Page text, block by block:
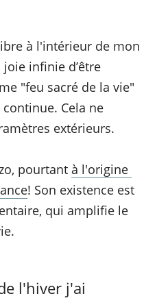
à l'intérieur de mon
infinie d’être
"feu sacré de la vie"
Cela ne
extérieurs.
pourtant à l'origine
! Son existence est
qui amplifie le
l'hiver j'ai